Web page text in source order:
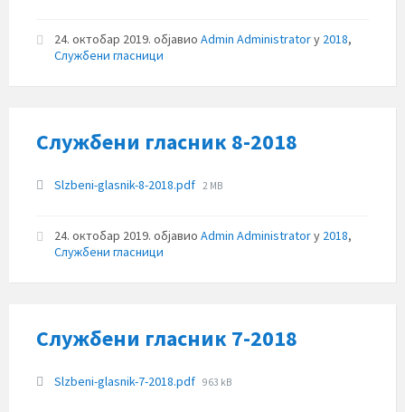
24. октобар 2019. објавио Admin Administratorу 2018,
Службени гласници
Службени гласник 8-2018
Прилози
Slzbeni-glasnik-8-2018.pdf File
2 MB
24. октобар 2019. објавио Admin Administratorу 2018,
Службени гласници
Службени гласник 7-2018
Прилози
Slzbeni-glasnik-7-2018.pdf File
963 kB